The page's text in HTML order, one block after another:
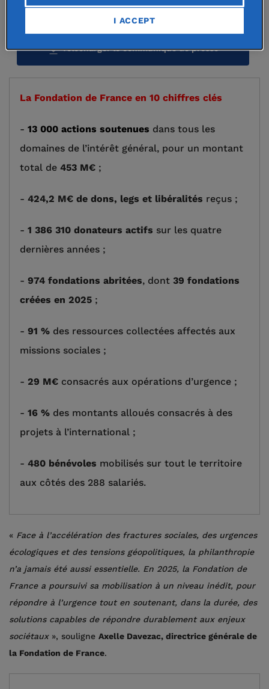
de l’intérêt général.
Télécharger le communiqué de presse
La Fondation de France en 10 chiffres clés
- 13 000 actions soutenues dans tous les
domaines de l’intérêt général, pour un montant
total de 453 M€;
- 424,2 M€ de dons, legs et libéralités reçus ;
- 1 386 310 donateurs actifs sur les quatre
dernières années ;
- 974 fondations abritées, dont 39 fondations
créées en 2025;
- 91 %des ressources collectées affectés aux
missions sociales ;
- 29 M€consacrés aux opérations d’urgence ;
- 16 %des montants alloués consacrés à des
projets à l’international ;
- 480 bénévoles mobilisés sur tout le territoire
aux côtés des 288 salariés.
« Face à l’accélération des fractures sociales, des urgences
écologiques et des tensions géopolitiques, la philanthropie
n’a jamais été aussi essentielle. En 2025, la Fondation de
France a poursuivi sa mobilisation à un niveau inédit, pour
répondre à l’urgence tout en soutenant, dans la durée, des
solutions capables de répondre durablement aux enjeux
sociétaux», souligne Axelle Davezac, directrice générale de
la Fondation de France.
I ACCEPT